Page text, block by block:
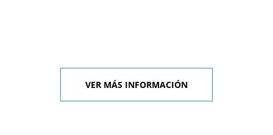
VER MÁS INFORMACIÓN